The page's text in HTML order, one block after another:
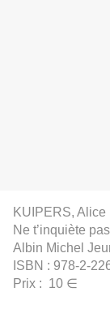
KUIPERS, Alice
Ne t’inquiète
Albin Michel
ISBN : 978-2-
Prix : 10 ∈